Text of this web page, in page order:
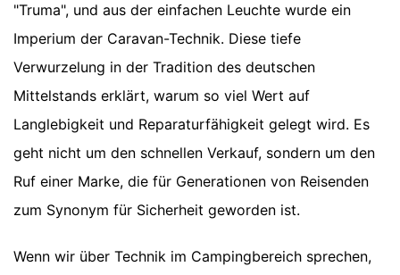
"Truma", und aus der einfachen Leuchte wurde ein
Imperium der Caravan-Technik. Diese tiefe
Verwurzelung in der Tradition des deutschen
Mittelstands erklärt, warum so viel Wert auf
Langlebigkeit und Reparaturfähigkeit gelegt wird. Es
geht nicht um den schnellen Verkauf, sondern um den
Ruf einer Marke, die für Generationen von Reisenden
zum Synonym für Sicherheit geworden ist.
Wenn wir über Technik im Campingbereich sprechen,